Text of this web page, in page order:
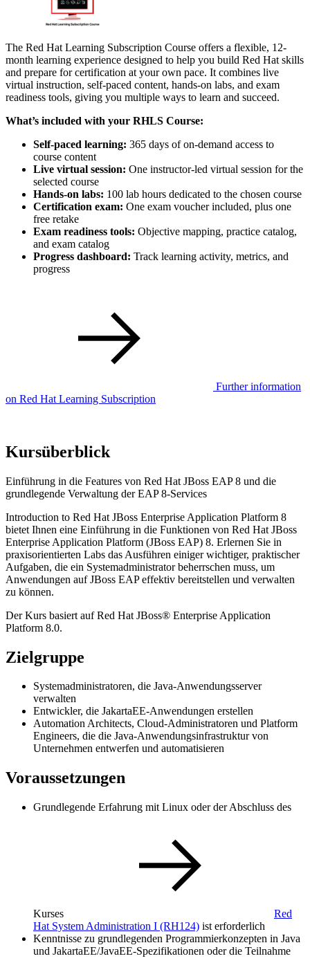
The Red Hat Learning Subscription Course offers a flexible, 12-
month learning experience designed to help you build Red Hat skills
and prepare for certification at your own pace. It combines live
virtual instruction, self-paced content, hands-on labs, and exam
readiness tools, giving you multiple ways to learn and succeed.
What’s included with your RHLS Course:
Self-paced learning: 365 days of on-demand access to
course content
Live virtual session: One instructor-led virtual session for the
selected course
Hands-on labs: 100 lab hours dedicated to the chosen course
Certification exam: One exam voucher included, plus one
free retake
Exam readiness tools: Objective mapping, practice catalog,
and exam catalog
Progress dashboard: Track learning activity, metrics, and
progress
Further information
on Red Hat Learning Subscription
Kursüberblick
Einführung in die Features von Red Hat JBoss EAP 8 und die
grundlegende Verwaltung der EAP 8-Services
Introduction to Red Hat JBoss Enterprise Application Platform 8
bietet Ihnen eine Einführung in die Funktionen von Red Hat JBoss
Enterprise Application Platform (JBoss EAP) 8. Erlernen Sie in
praxisorientierten Labs das Ausführen einiger wichtiger, praktischer
Aufgaben, die ein Systemadministrator beherrschen muss, um
Anwendungen auf JBoss EAP effektiv bereitstellen und verwalten
zu können.
Der Kurs basiert auf Red Hat JBoss® Enterprise Application
Platform 8.0.
Zielgruppe
Systemadministratoren, die Java-Anwendungsserver
verwalten
Entwickler, die JakartaEE-Anwendungen erstellen
Automation Architects, Cloud-Administratoren und Platform
Engineers, die die Java-Anwendungsinfrastruktur von
Unternehmen entwerfen und automatisieren
Voraussetzungen
Grundlegende Erfahrung mit Linux oder der Abschluss des
Kurses
Red
Hat System Administration I (RH124) ist erforderlich
Kenntnisse zu grundlegenden Programmierkonzepten in Java
und JakartaEE/JavaEE-Spezifikationen oder die Teilnahme